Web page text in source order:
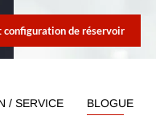
configuration de réservoir
/ SERVICE BLOGUE